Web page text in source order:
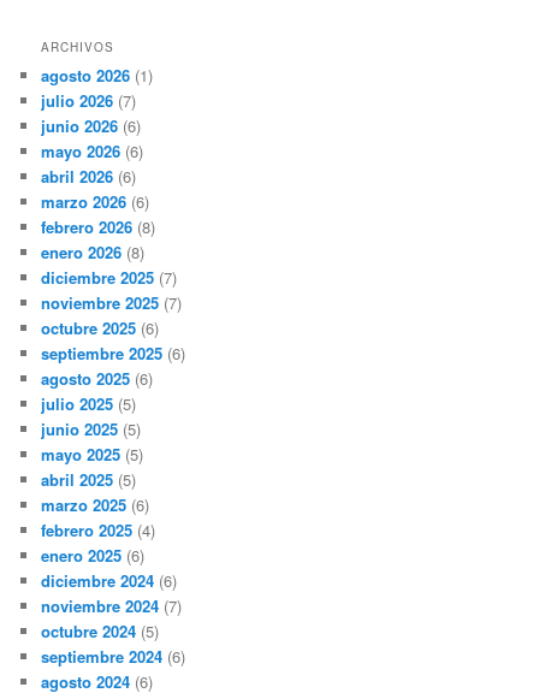
ARCHIVOS
agosto 2026 (1)
julio 2026 (7)
junio 2026 (6)
mayo 2026 (6)
abril 2026 (6)
marzo 2026 (6)
febrero 2026 (8)
enero 2026 (8)
diciembre 2025 (7)
noviembre 2025 (7)
octubre 2025 (6)
septiembre 2025 (6)
agosto 2025 (6)
julio 2025 (5)
junio 2025 (5)
mayo 2025 (5)
abril 2025 (5)
marzo 2025 (6)
febrero 2025 (4)
enero 2025 (6)
diciembre 2024 (6)
noviembre 2024 (7)
octubre 2024 (5)
septiembre 2024 (6)
agosto 2024 (6)